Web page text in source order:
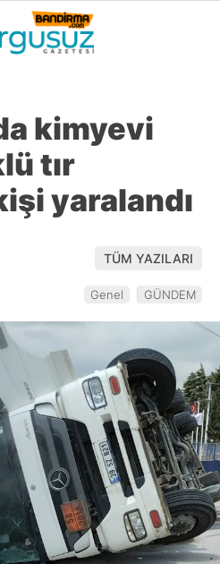
WhatsApp İhbar
Hattı
Facebook
30.2
BALIKESIR
YAZARLAR
kimyevi
tır
yaralandı
TÜM YAZILARI
Genel GÜNDEM